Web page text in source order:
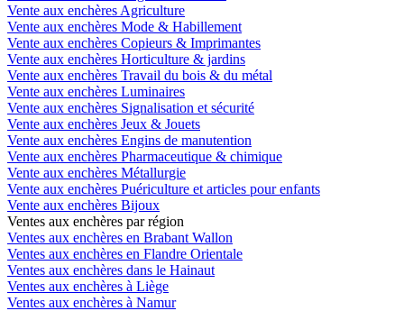
Vente aux enchères Agriculture
Vente aux enchères Mode & Habillement
Vente aux enchères Copieurs & Imprimantes
Vente aux enchères Horticulture & jardins
Vente aux enchères Travail du bois & du métal
Vente aux enchères Luminaires
Vente aux enchères Signalisation et sécurité
Vente aux enchères Jeux & Jouets
Vente aux enchères Engins de manutention
Vente aux enchères Pharmaceutique & chimique
Vente aux enchères Métallurgie
Vente aux enchères Puériculture et articles pour enfants
Vente aux enchères Bijoux
Ventes aux enchères par région
Ventes aux enchères en Brabant Wallon
Ventes aux enchères en Flandre Orientale
Ventes aux enchères dans le Hainaut
Ventes aux enchères à Liège
Ventes aux enchères à Namur